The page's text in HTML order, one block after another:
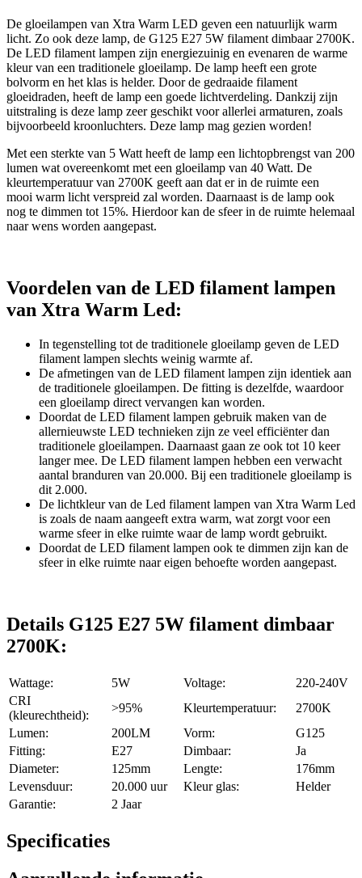
De gloeilampen van Xtra Warm LED geven een natuurlijk warm
licht. Zo ook deze lamp, de G125 E27 5W filament dimbaar 2700K.
De LED filament lampen zijn energiezuinig en evenaren de warme
kleur van een traditionele gloeilamp. De lamp heeft een grote
bolvorm en het klas is helder. Door de gedraaide filament
gloeidraden, heeft de lamp een goede lichtverdeling. Dankzij zijn
uitstraling is deze lamp zeer geschikt voor allerlei armaturen, zoals
bijvoorbeeld kroonluchters. Deze lamp mag gezien worden!
Met een sterkte van 5 Watt heeft de lamp een lichtopbrengst van 200
lumen wat overeenkomt met een gloeilamp van 40 Watt. De
kleurtemperatuur van 2700K geeft aan dat er in de ruimte een
mooi warm licht verspreid zal worden. Daarnaast is de lamp ook
nog te dimmen tot 15%. Hierdoor kan de sfeer in de ruimte helemaal
naar wens worden aangepast.
Voordelen van de LED filament lampen
van Xtra Warm Led:
In tegenstelling tot de traditionele gloeilamp geven de LED
filament lampen slechts weinig warmte af.
De afmetingen van de LED filament lampen zijn identiek aan
de traditionele gloeilampen. De fitting is dezelfde, waardoor
een gloeilamp direct vervangen kan worden.
Doordat de LED filament lampen gebruik maken van de
allernieuwste LED technieken zijn ze veel efficiënter dan
traditionele gloeilampen. Daarnaast gaan ze ook tot 10 keer
langer mee. De LED filament lampen hebben een verwacht
aantal branduren van 20.000. Bij een traditionele gloeilamp is
dit 2.000.
De lichtkleur van de Led filament lampen van Xtra Warm Led
is zoals de naam aangeeft extra warm, wat zorgt voor een
warme sfeer in elke ruimte waar de lamp wordt gebruikt.
Doordat de LED filament lampen ook te dimmen zijn kan de
sfeer in elke ruimte naar eigen behoefte worden aangepast.
Details G125 E27 5W filament dimbaar
2700K:
Wattage: 5W Voltage:
220-240V
CRI
(kleurechtheid):
>95% Kleurtemperatuur:
2700K
Lumen:
200LM Vorm:
G125
Fitting:
E27 Dimbaar:
Ja
Diameter:
125mm Lengte:
176mm
Levensduur:
20.000 uur Kleur glas:
Helder
Garantie:
2 Jaar
Specificaties